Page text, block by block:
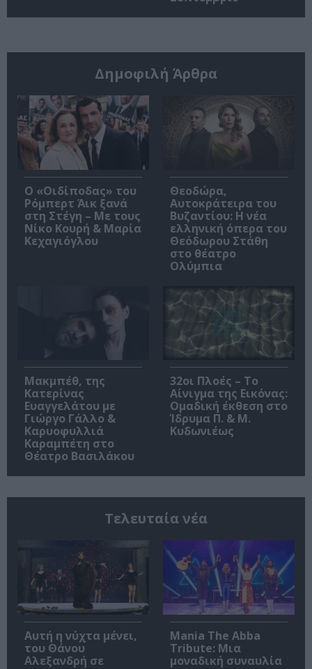
Δημοφιλή Άρθρα
O «Οιδίποδας» του
Ρόμπερτ Άικ ξανά
στη Στέγη – Με τους
Νίκο Κουρή & Μαρία
Κεχαγιόγλου
Θεοδώρα,
Αυτοκράτειρα του
Βυζαντίου: Η νέα
ελληνική όπερα του
Θεόδωρου Στάθη
στο θέατρο
Ολύμπια
Μακμπέθ, της
Κατερίνας
Ευαγγελάτου με
Γιώργο Γάλλο &
Καρυοφυλλιά
Καραμπέτη στο
Θέατρο Βασιλάκου
32οι Πλοές – Το
Αίνιγμα της Εικόνας:
Ομαδική έκθεση στο
Ίδρυμα Π. & Μ.
Κυδωνιέως
Τελευταία νέα
Αυτή η νύχτα μένει,
του Θάνου
Αλεξανδρή σε
Mania The Abba
Tribute: Μια
μοναδική συναυλία